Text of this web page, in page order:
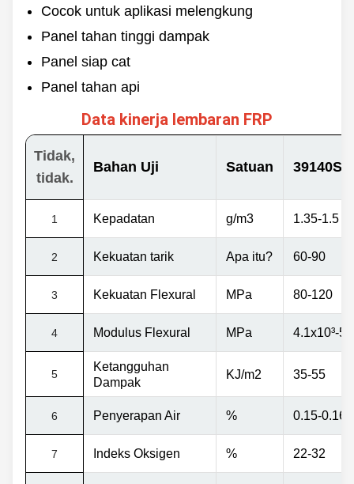
Bagian
belakang
Rough
Max. Lebar
3500mm
Panjang
Cocok untuk aplikasi melengkung
Panel tahan tinggi dampak
Panel siap cat
Panel tahan api
Data kinerja lembaran FRP
Tidak,
tidak.
Bahan Uji Satuan
1 Kepadatan g/m3 1.35-1.5
2 Kekuatan tarik Apa itu? 60-90
3 Kekuatan Flexural MPa 80-120
4 Modulus Flexural MPa 4.1x10³-
5
Ketangguhan
Dampak
KJ/m2 35-55
6 Penyerapan Air % 0.15-0.16
7 Indeks Oksigen % 22-32